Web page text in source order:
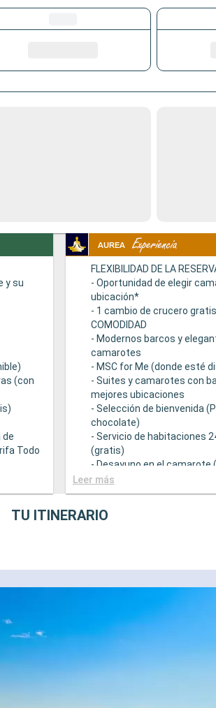
y su
(con
de
Todo
en el
FLEXIBILIDAD DE LA
- Oportunidad de elegir
ubicación*
- 1 cambio de crucero
COMODIDAD
- Modernos barcos y
camarotes
- MSC for Me (donde esté
- Suites y camarotes con
mejores ubicaciones
- Selección de bienvenida
chocolate)
- Servicio de habitaciones
(gratis)
- Desayuno en el camarote
GASTRONOMÍA
- Opción de reservar la
Incluido
variedad de restricciones
- Turno de cena libre con My
Dining en un restaurante o
- Programa variado de
Leer más
TU ITINERARIO